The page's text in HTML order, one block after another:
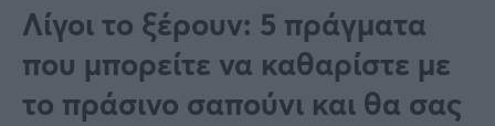
Πολιτική
Τράπεζες
Επιδοτήσεις
Κόσμος
Λίγοι το ξέρουν: 5 πράγματα
που μπορείτε να καθαρίστε με
το πράσινο σαπούνι και θα σας